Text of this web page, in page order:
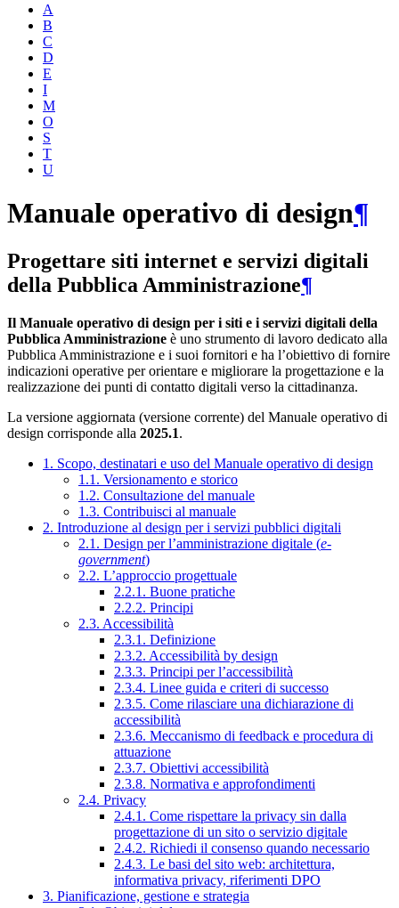
A
B
C
D
E
I
M
O
S
T
U
Manuale operativo di design¶
Progettare siti internet e servizi digitali
della Pubblica Amministrazione¶
Il Manuale operativo di design per i siti e i servizi digitali della
Pubblica Amministrazione è uno strumento di lavoro dedicato alla
Pubblica Amministrazione e i suoi fornitori e ha l’obiettivo di fornire
indicazioni operative per orientare e migliorare la progettazione e la
realizzazione dei punti di contatto digitali verso la cittadinanza.
La versione aggiornata (versione corrente) del Manuale operativo di
design corrisponde alla 2025.1.
1. Scopo, destinatari e uso del Manuale operativo di design
1.1. Versionamento e storico
1.2. Consultazione del manuale
1.3. Contribuisci al manuale
2. Introduzione al design per i servizi pubblici digitali
2.1. Design per l’amministrazione digitale (e-
government)
2.2. L’approccio progettuale
2.2.1. Buone pratiche
2.2.2. Principi
2.3. Accessibilità
2.3.1. Definizione
2.3.2. Accessibilità by design
2.3.3. Principi per l’accessibilità
2.3.4. Linee guida e criteri di successo
2.3.5. Come rilasciare una dichiarazione di
accessibilità
2.3.6. Meccanismo di feedback e procedura di
attuazione
2.3.7. Obiettivi accessibilità
2.3.8. Normativa e approfondimenti
2.4. Privacy
2.4.1. Come rispettare la privacy sin dalla
progettazione di un sito o servizio digitale
2.4.2. Richiedi il consenso quando necessario
2.4.3. Le basi del sito web: architettura,
informativa privacy, riferimenti DPO
3. Pianificazione, gestione e strategia